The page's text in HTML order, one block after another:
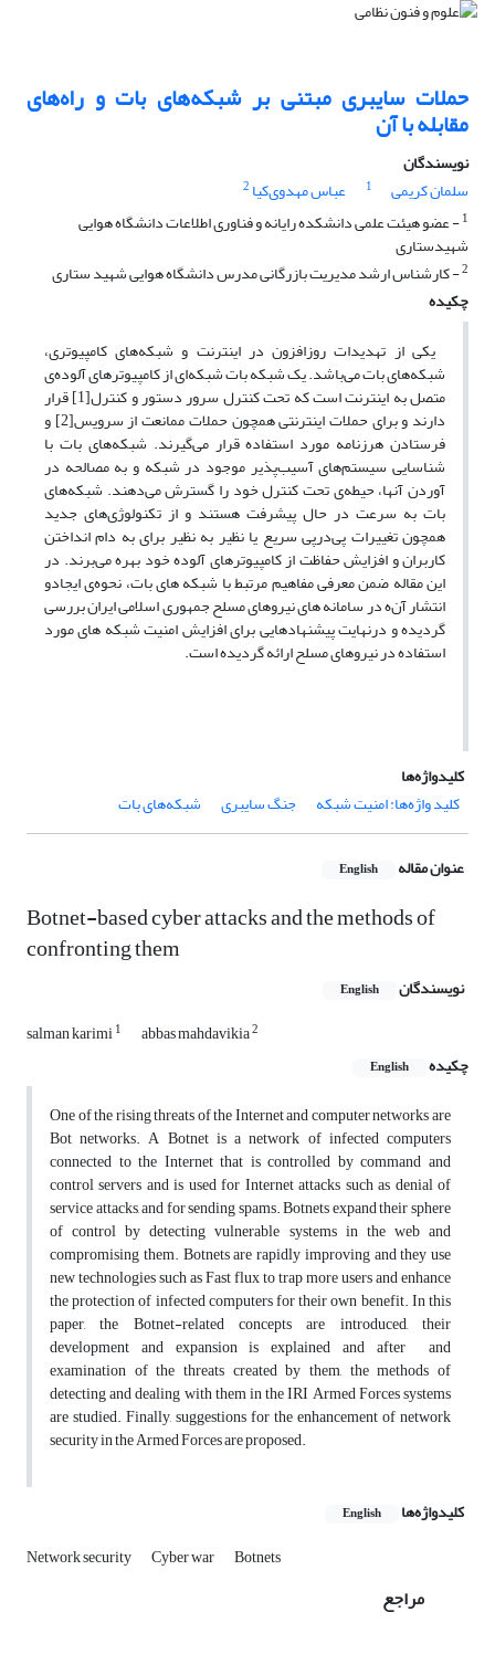
حملات سایبری مبتنی بر شبکه‌های بات و راه‌های
مقابله با آن
نویسندگان
سلمان کریمی
1 عباس مهدوی‌کیا 2
1- عضو هیئت علمی دانشکده رایانه و فناوری اطلاعات دانشگاه هوایی
شهیدستاری
2- کارشناس ارشد مدیریت بازرگانی مدرس دانشگاه هوایی شهید ستاری
چکیده
یکی از تهدیدات روزافزون در اینترنت و شبکه‌های کامپیوتری،
شبکه‌های بات می‌باشد. یک شبکه بات شبکه‌ای از کامپیوترهای آلوده‌ی
متصل به اینترنت است که تحت کنترل سرور دستور و کنترل[1] قرار
دارند و برای حملات اینترنتی همچون حملات ممانعت از سرویس[2] و
فرستادن هرزنامه مورد استفاده قرار می‌گیرند. شبکه‌های بات با
شناسایی سیستم‌های آسیب‌پذیر موجود در شبکه و به مصالحه در
آوردن آنها، حیطه‌ی تحت کنترل خود را گسترش می‌دهند. شبکه‌های
بات به سرعت در حال پیشرفت هستند و از تکنولوژی‌های جدید
همچون تغییرات پی‌درپی سریع یا نظیر به نظیر برای به دام انداختن
کاربران و افزایش حفاظت از کامپیوترهای آلوده خود بهره می‌برند. در
این مقاله ضمن معرفی مفاهیم مرتبط با شبکه های بات، نحوه‌ی ایجادو
انتشار آن‌ه در سامانه های نیروهای مسلح جمهوری اسلامی ایران بررسی
گردیده و درنهایت پیشنهادهایی برای افزایش امنیت شبکه های مورد
استفاده در نیروهای مسلح ارائه گردیده است.
کلیدواژه‌ها
کلید واژه‌ها: امنیت شبکه
جنگ سایبری شبکه‌های بات
عنوان مقاله English
Botnet-based cyber attacks and the methods of
confronting them
نویسندگان English
salman karimi1 abbas mahdavikia2
چکیده English
One of the rising threats of the Internet and computer networks are
Bot networks. A Botnet is a network of infected computers
connected to the Internet that is controlled by command and
control servers and is used for Internet attacks such as denial of
service attacks, and for sending spams. Botnets expand their sphere
of control by detecting vulnerable systems in the web and
compromising them. Botnets are rapidly improving and they use
new technologies such as Fast flux to trap more users and enhance
the protection of infected computers for their own benefit. In this
paper, the Botnet-related concepts are introduced, their
development and expansion is explained and after and
examination of the threats created by them, the methods of
detecting and dealing with them in the IRI Armed Forces systems
are studied. Finally, suggestions for the enhancement of network
security in the Armed Forces are proposed.
کلیدواژه‌ها English
Network security Cyber war Botnets
مراجع